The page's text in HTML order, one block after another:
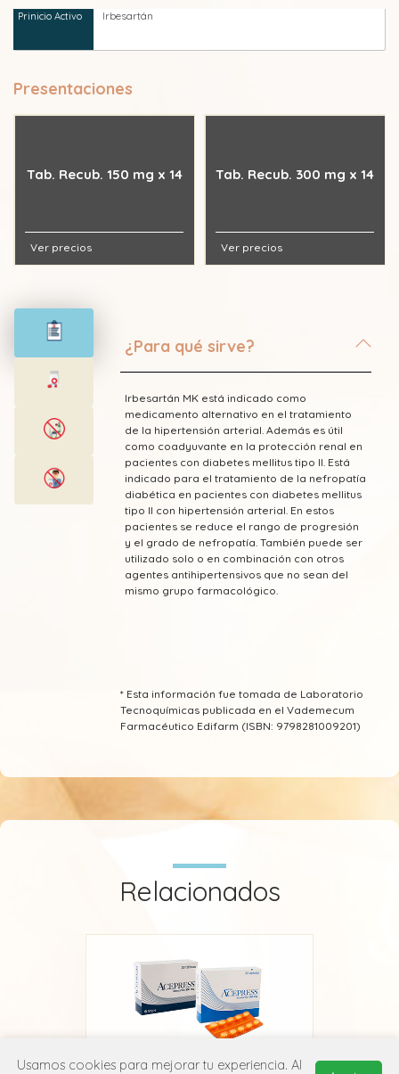
Irbesartán
Presentaciones
Tab. Recub. 150 mg x 14
Ver precios
Tab. Recub. 300 mg x 14
Ver precios
¿Para qué sirve?
Irbesartán MK está indicado como
medicamento alternativo en el tratamiento
de la hipertensión arterial. Además es útil
como coadyuvante en la protección renal en
pacientes con diabetes mellitus tipo II. Está
indicado para el tratamiento de la nefropatía
diabética en pacientes con diabetes mellitus
tipo II con hipertensión arterial. En estos
pacientes se reduce el rango de progresión
y el grado de nefropatía. También puede ser
utilizado solo o en combinación con otros
agentes antihipertensivos que no sean del
mismo grupo farmacológico.
* Esta información fue tomada de Laboratorio
Tecnoquímicas publicada en el Vademecum
Farmacéutico Edifarm (ISBN: 9798281009201)
Relacionados
Usamos cookies para mejorar tu experiencia. Al